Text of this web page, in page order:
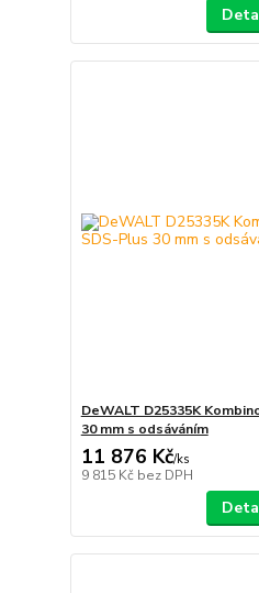
DeWALT D25335K
30 mm s odsáváním
11 876 Kč/ks
9 815 Kč bez DPH